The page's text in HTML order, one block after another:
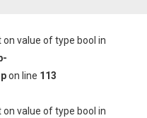
value of type bool in
on line 113
value of type bool in